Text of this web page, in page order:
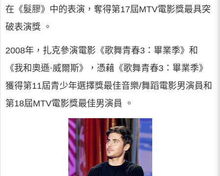
在《髮膠》中的表演，奪得第17屆MTV電影獎最具突
破表演獎 。
2008年，扎克參演電影《歌舞青春3：畢業季》和
《我和奧遜·威爾斯》，憑藉《歌舞青春3：畢業季》
獲得第11屆青少年選擇獎最佳音樂/舞蹈電影男演員和
第18屆MTV電影獎最佳男演員 。